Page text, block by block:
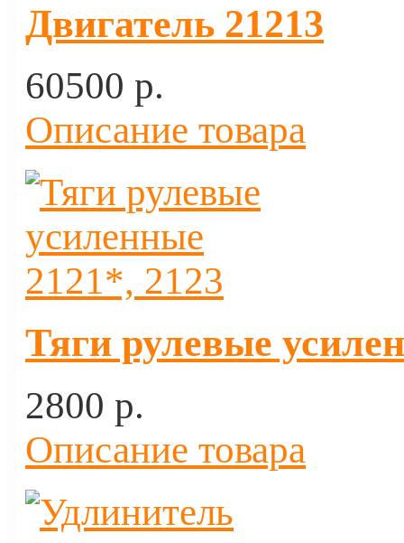
Двигатель 21213
60500 p.
Описание товара
Тяги рулевые
2800 p.
Описание товара